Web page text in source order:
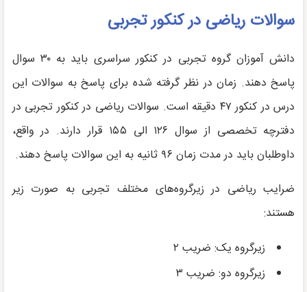
سوالات ریاضی در کنکور تجربی
دانش آموزان گروه تجربی در کنکور سراسری باید به ۳۰ سوال
پاسخ دهند. زمان در نظر گرفته شده برای پاسخ به سوالات این
درس در کنکور ۴۷ دقیقه است. سوالات ریاضی در کنکور تجربی در
دفترچه تخصصی از سوال ۱۲۶ الی ۱۵۵ قرار دارند. در واقع،
داوطلبان باید در مدت زمان ۹۶ ثانیه به این سوالات پاسخ دهند.
ضرایب ریاضی در زیرگروه‌های مختلف تجربی به صورت زیر
هستند:
زیرگروه یک: ضریب ۲
زیرگروه دو: ضریب ۳